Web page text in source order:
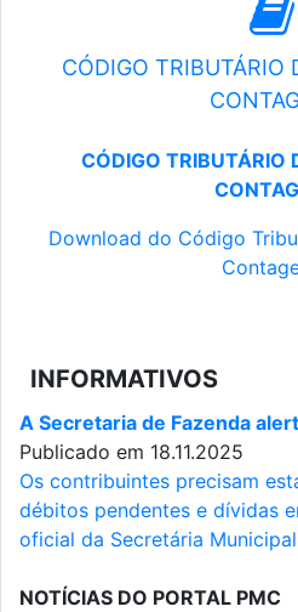
CÓDIGO TRIBUTÁRIO
CÓDIGO TRIBUTÁRIO
Download do Código
INFORMATIVOS
A Secretaria de Fazenda
Publicado em 18.11.2025
Os contribuintes precisam
débitos pendentes e dívidas
oficial da Secretária
NOTÍCIAS DO PORTAL PMC